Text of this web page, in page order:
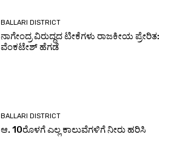
BALLARI DISTRICT
ನಾಗೇಂದ್ರ ವಿರುದ್ಧದ ಟೀಕೆಗಳು ರಾಜಕೀಯ ಪ್ರೇರಿತ:
ವೆಂಕಟೇಶ್ ಹೆಗಡೆ
BALLARI DISTRICT
ಆ. 10ರೊಳಗೆ ಎಲ್ಲ ಕಾಲುವೆಗಳಿಗೆ ನೀರು ಹರಿಸಿ